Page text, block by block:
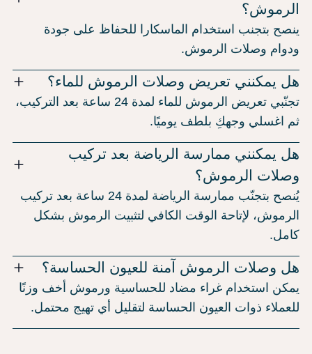
الرموش؟
ينصح بتجنب استخدام الماسكارا للحفاظ على جودة
ودوام وصلات الرموش.
هل يمكنني تعريض وصلات الرموش للماء؟
تجنّبي تعريض الرموش للماء لمدة 24 ساعة بعد التركيب،
ثم اغسلي وجهكِ بلطف يوميًا.
هل يمكنني ممارسة الرياضة بعد تركيب
وصلات الرموش؟
يُنصح بتجنّب ممارسة الرياضة لمدة 24 ساعة بعد تركيب
الرموش، لإتاحة الوقت الكافي لتثبيت الرموش بشكل
كامل.
هل وصلات الرموش آمنة للعيون الحساسة؟
يمكن استخدام غراء مضاد للحساسية ورموش أخف وزنًا
للعملاء ذوات العيون الحساسة لتقليل أي تهيج محتمل.